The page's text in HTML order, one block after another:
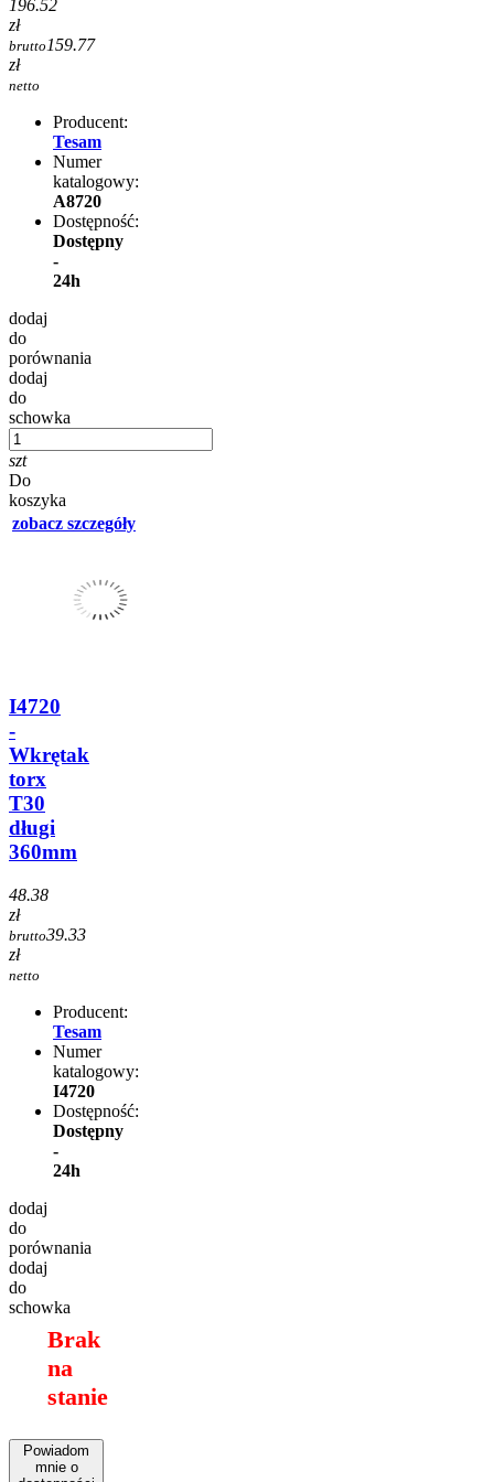
196.52
zł
brutto 159.77
zł
netto
Producent:
Tesam
Numer
katalogowy:
A8720
Dostępność:
Dostępny
-
24h
dodaj
do
porównania
dodaj
do
schowka
szt
Do
koszyka
zobacz szczegóły
I4720
-
Wkrętak
torx
T30
długi
360mm
48.38
zł
brutto39.33
zł
netto
Producent:
Tesam
Numer
katalogowy:
I4720
Dostępność:
Dostępny
-
24h
dodaj
do
porównania
dodaj
do
schowka
Brak
na
stanie
Powiadom
mnie o